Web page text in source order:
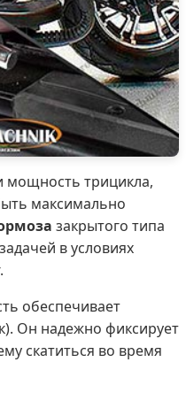
мощность трицикла,
максимально
закрытого типа
в условиях
обеспечивает
Он надежно фиксирует
скатиться во время